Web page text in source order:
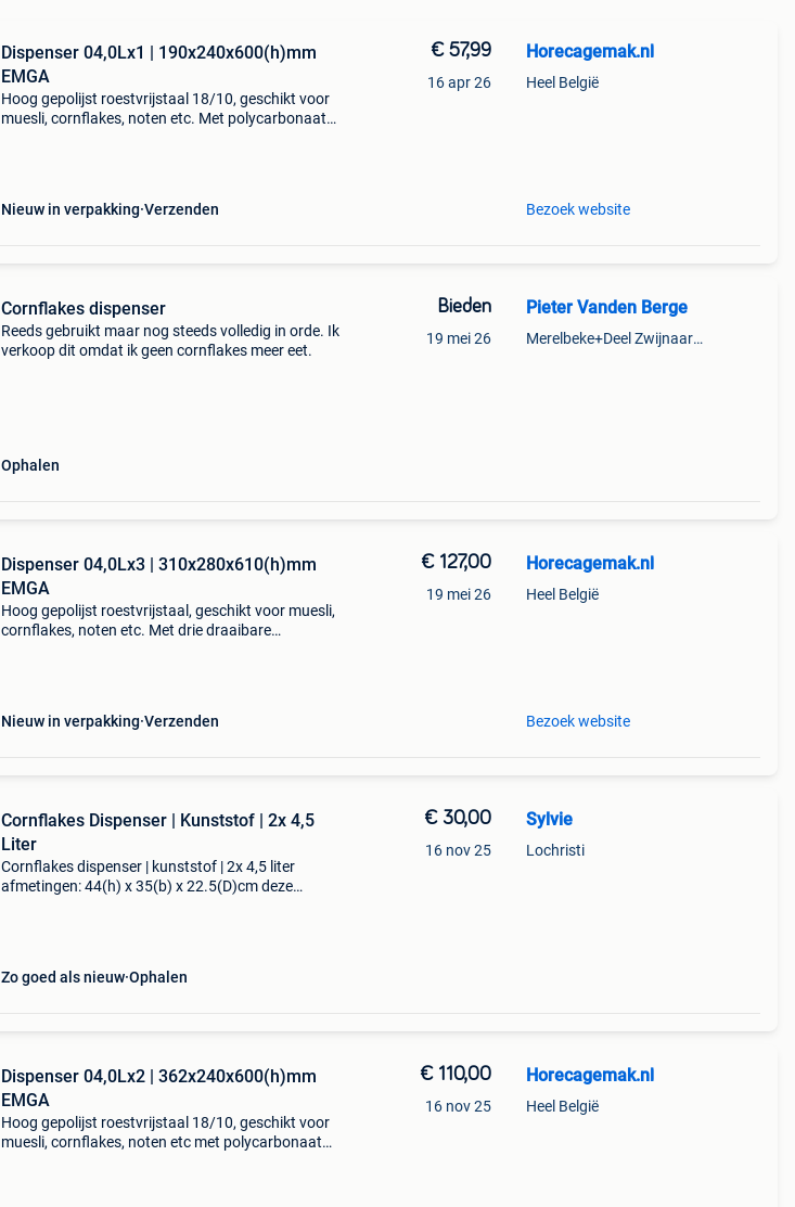
Dispenser 04,0Lx1 | 190x240x600(h)mm
EMGA
Hoog gepolijst roestvrijstaal 18/10, geschikt voor
muesli, cornflakes, noten etc. Met polycarbonaat
Nieuw in verpakking Verzenden
€ 57,99
16 apr 26
Horecagemak.nl
Heel België
Bezoek website
Cornflakes dispenser
Reeds gebruikt maar nog steeds volledig in orde. Ik
verkoop dit omdat ik geen cornflakes meer eet.
Ophalen
Bieden
19 mei 26
Pieter Vanden Berge
Merelbeke+Deel Zwijnaarde
Dispenser 04,0Lx3 | 310x280x610(h)mm
EMGA
Hoog gepolijst roestvrijstaal, geschikt voor muesli,
cornflakes, noten etc. Met drie draaibare
Nieuw in verpakking Verzenden
€ 127,00
19 mei 26
Horecagemak.nl
Heel België
Bezoek website
Cornflakes Dispenser | Kunststof | 2x 4,5
Liter
Cornflakes dispenser | kunststof | 2x 4,5 liter
afmetingen: 44(h) x 35(b) x 22.5(D)cm deze
Zo goed als nieuw Ophalen
€ 30,00
16 nov 25
Sylvie
Lochristi
Dispenser 04,0Lx2 | 362x240x600(h)mm
EMGA
Hoog gepolijst roestvrijstaal 18/10, geschikt voor
muesli, cornflakes, noten etc met polycarbonaat
€ 110,00
16 nov 25
Horecagemak.nl
Heel België